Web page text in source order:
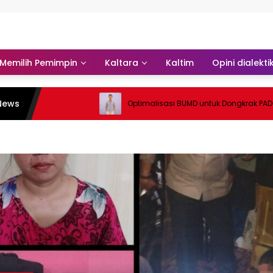
Memilih Pemimpin Kaltara Kaltim Opini
Optimalisasi BUMD untuk Dongkrak PAD